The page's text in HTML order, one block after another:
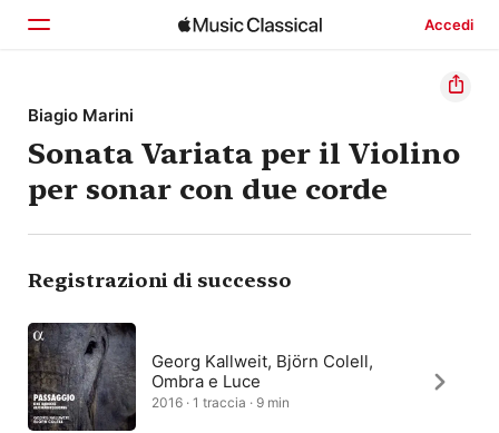
Accedi
Home
Scopri
Cerca
Biagio Marini
Sonata Variata per il Violino
per sonar con due corde
Registrazioni di successo
Georg Kallweit, Björn Colell,
Ombra e Luce
2016 · 1 traccia · 9 min